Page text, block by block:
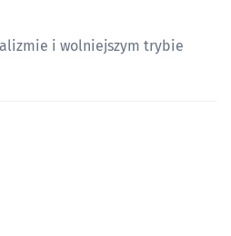
i wolniejszym trybie